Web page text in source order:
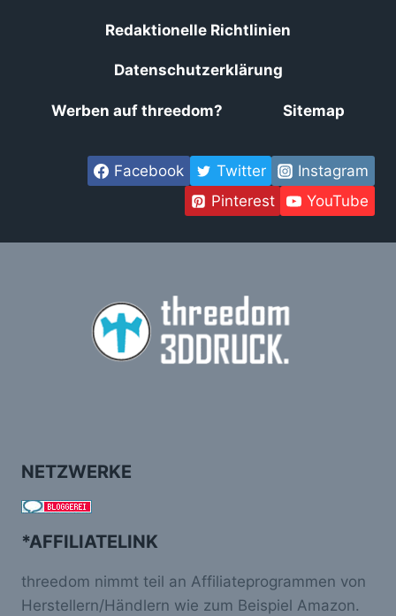
Redaktionelle Richtlinien
Datenschutzerklärung
Werben auf threedom? Sitemap
Facebook Twitter
Instagram
Pinterest
YouTube
NETZWERKE
*AFFILIATELINK
threedom nimmt teil an Affiliateprogrammen von
Herstellern/Händlern wie zum Beispiel Amazon.